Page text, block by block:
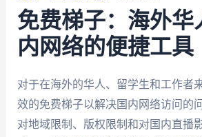
免费梯子：海外华
内网络的便捷工具
对于在海外的华人、留学生和工作者
效的免费梯子以解决国内网络访问的
对地域限制、版权限制和对国内直播